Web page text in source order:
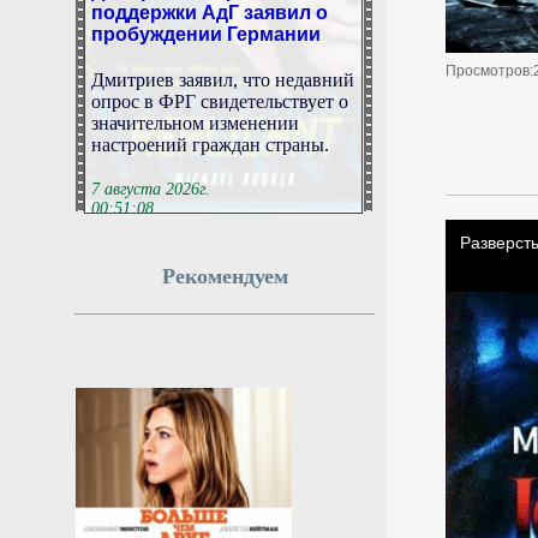
пробуждении Германии
опрос в ФРГ свидетельствует о
значительном изменении
настроений граждан страны.
7 августа 2026г.
00:51:08
признали загрязнёнными
соответствие требованиям
хорошего химического
состояния. Все поверхностные
водоёмы страны загрязнены
токсичными веществами, а
полностью справиться с
последствиями британские
Рекомендуем